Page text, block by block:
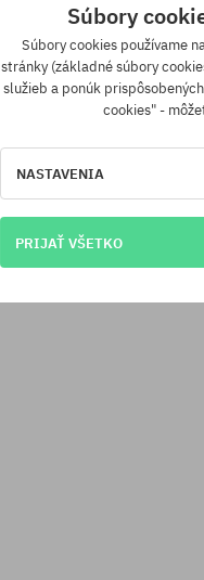
Súbory
Súbory cookies používame
stránky (základné súbory
služieb a ponúk
cookies" -
NASTAVENIA
PRIJAŤ VŠETKO